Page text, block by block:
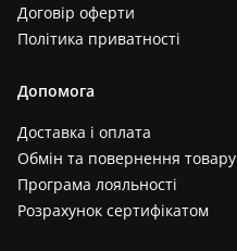
Договір оферти
Політика приватності
Допомога
Доставка і оплата
Обмін та повернення товару
Програма лояльності
Розрахунок сертифікатом